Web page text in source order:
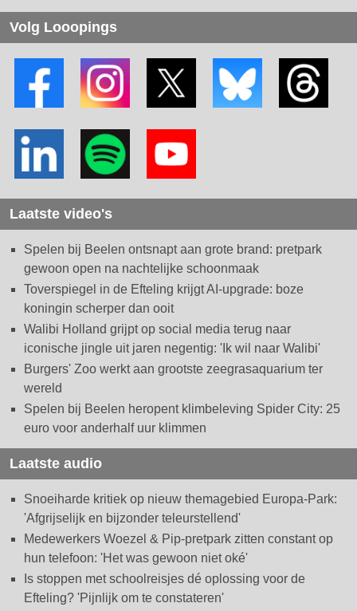
Volg Looopings
Laatste video's
Spelen bij Beelen ontsnapt aan grote brand: pretpark
gewoon open na nachtelijke schoonmaak
Toverspiegel in de Efteling krijgt AI-upgrade: boze
koningin scherper dan ooit
Walibi Holland grijpt op social media terug naar
iconische jingle uit jaren negentig: 'Ik wil naar Walibi'
Burgers' Zoo werkt aan grootste zeegrasaquarium ter
wereld
Spelen bij Beelen heropent klimbeleving Spider City: 25
euro voor anderhalf uur klimmen
Laatste audio
Snoeiharde kritiek op nieuw themagebied Europa-Park:
'Afgrijselijk en bijzonder teleurstellend'
Medewerkers Woezel & Pip-pretpark zitten constant op
hun telefoon: 'Het was gewoon niet oké'
Is stoppen met schoolreisjes dé oplossing voor de
Efteling? 'Pijnlijk om te constateren'